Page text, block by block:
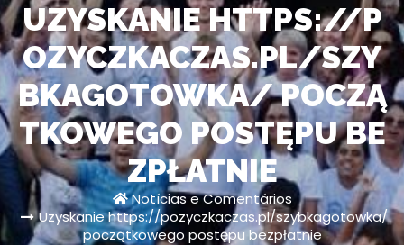
UZYSKANIE HTTPS://P
OZYCZKACZAS.PL/SZY
BKAGOTOWKA/ POCZĄ
TKOWEGO POSTĘPU BE
ZPŁATNIE
Notícias e Comentários
Uzyskanie https://pozyczkaczas.pl/szybkagotowka/
początkowego postępu bezpłatnie